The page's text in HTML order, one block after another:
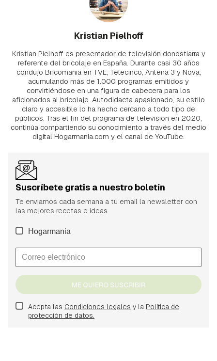
Kristian Pielhoff
Kristian Pielhoff es presentador de televisión donostiarra y
referente del bricolaje en España. Durante casi 30 años
condujo Bricomania en TVE, Telecinco, Antena 3 y Nova,
acumulando más de 1.000 programas emitidos y
convirtiéndose en una figura de cabecera para los
aficionados al bricolaje. Autodidacta apasionado, su estilo
claro y accesible lo ha hecho cercano a todo tipo de
públicos. Tras el fin del programa de televisión en 2020,
continúa compartiendo su conocimiento a través del medio
digital Hogarmania.com y el canal de YouTube.
Suscríbete gratis a nuestro boletín
Te enviamos cada semana a tu email la newsletter con
las mejores recetas e ideas.
Hogarmania
ME QUIERO SUSCRIBIR
Acepta las Condiciones legales y la Política de
protección de datos.